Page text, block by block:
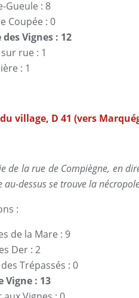
Gueule : 8
Coupée : 0
des Vignes : 12
rue : 1
: 1
village, D 41 (vers
de la rue de Compiègne, en
au-dessus se trouve la
:
de la Mare : 9
Der : 2
Trépassés : 0
Vigne : 13